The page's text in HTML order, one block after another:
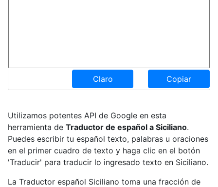
Claro Copiar
Utilizamos potentes API de Google en esta
herramienta de Traductor de español a Siciliano.
Puedes escribir tu español texto, palabras u oraciones
en el primer cuadro de texto y haga clic en el botón
'Traducir' para traducir lo ingresado texto en Siciliano.
La Traductor español Siciliano toma una fracción de